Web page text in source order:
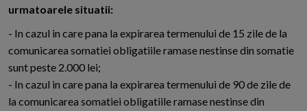
urmatoarele situatii:
- In cazul in care pana la expirarea termenului de 15 zile de la
comunicarea somatiei obligatiile ramase nestinse din somatie
sunt peste 2.000 lei;
- In cazul in care pana la expirarea termenului de 90 de zile de
la comunicarea somatiei obligatiile ramase nestinse din